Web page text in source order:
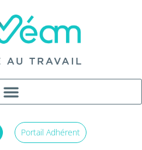
Portail Adhérent